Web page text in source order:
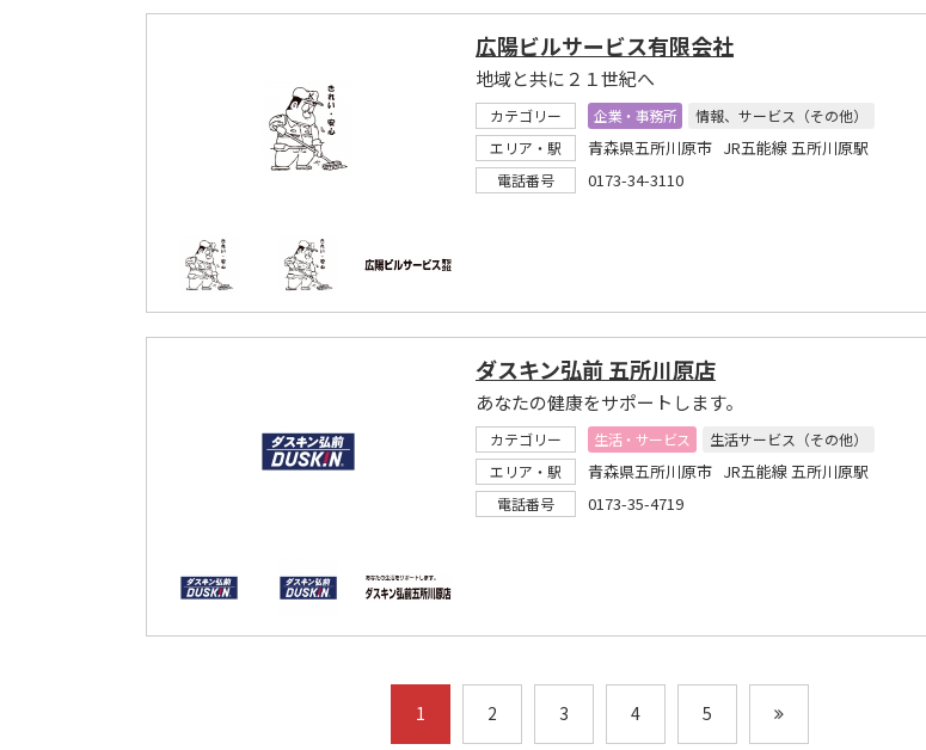
広陽ビルサービス有限会社
地域と共に２１世紀へ
カテゴリー 企業・事務所
情報、サービス（その他）
エリア・駅
青森県五所川原市 JR五能線 五所川原駅
電話番号 0173-34-3110
ダスキン弘前 五所川原店
あなたの健康をサポートします。
カテゴリー 生活・サービス
生活サービス（その他）
エリア・駅
青森県五所川原市 JR五能線 五所川原駅
電話番号 0173-35-4719
1 2 3 4 5